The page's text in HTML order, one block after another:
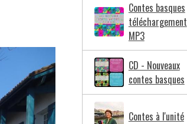
Contes basques
téléchargement
MP3
CD - Nouveaux
contes basques
Contes à l'unité